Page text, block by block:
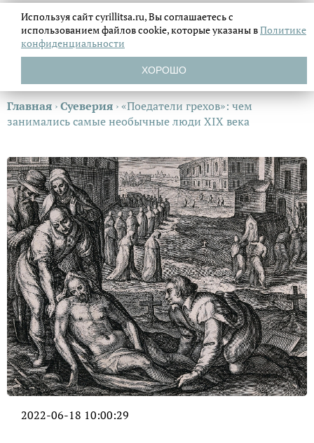
Главная ›Суеверия ›«Поедатели грехов»: чем
занимались самые необычные люди XIX века
2022-06-18 10:00:29
Используя сайт cyrillitsa.ru, Вы соглашаетесь с
использованием файловcookie, которые указаны вПолитике
конфиденциальности
ХОРОШО